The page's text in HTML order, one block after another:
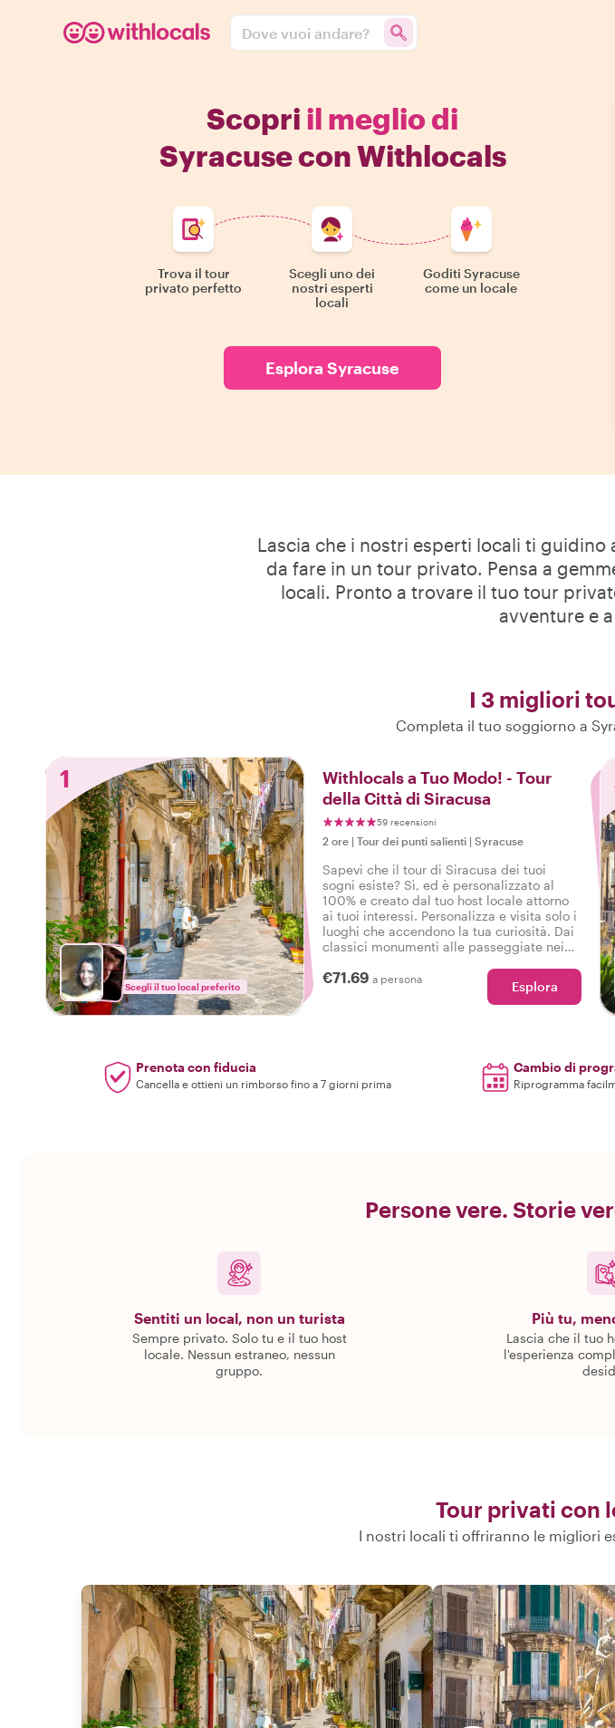
Dove vuoi andare?
Scopri il meglio di
Syracuse con Withlocals
Trova il tour
privato perfetto
Scegli uno dei
nostri esperti
locali
Goditi Syracuse
come un locale
Esplora Syracuse
Lascia che i nostri esperti locali ti
da fare in un tour privato. Pensa a
locali. Pronto a trovare il tuo tour
avventure e
I 3 migliori
Completa il tuo soggiorno a
1
Scegli il tuo local preferito
Withlocals a Tuo Modo! - Tour
della Città di Siracusa
59 recensioni
2 ore | Tour dei punti salienti | Syracuse
Sapevi che il tour di Siracusa dei tuoi
sogni esiste? Sì, ed è personalizzato al
100% e creato dal tuo host locale attorno
ai tuoi interessi. Personalizza e visita solo i
luoghi che accendono la tua curiosità. Dai
classici monumenti alle passeggiate nei
comando!
€71.69 a persona Esplora
Prenota con fiducia
Cancella e ottieni un rimborso fino a 7 giorni prima
Cambio di
Riprogramma
Persone vere. Storie
Sentiti un local, non un turista
Sempre privato. Solo tu e il tuo host
locale. Nessun estraneo, nessun
gruppo.
Più tu,
Lascia che il tuo
l'esperienza
Tour privati con
I nostri locali ti offriranno le migliori